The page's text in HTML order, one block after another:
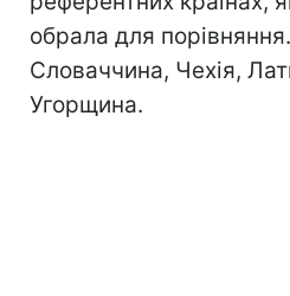
обрала для
Словаччина, Чехія,
Угорщина.